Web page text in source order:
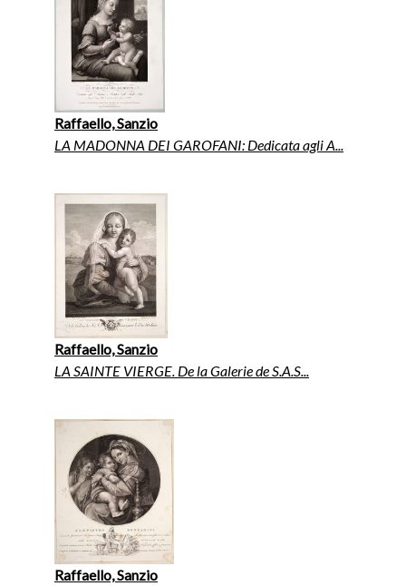
Raffaello, Sanzio
LA MADONNA DEI GAROFANI: Dedicata agli A...
Raffaello, Sanzio
LA SAINTE VIERGE. De la Galerie de S.A.S...
Raffaello, Sanzio